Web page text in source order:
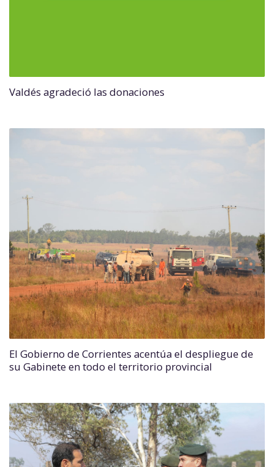
Valdés agradeció las donaciones
El Gobierno de Corrientes acentúa el despliegue de
su Gabinete en todo el territorio provincial